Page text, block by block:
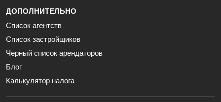
ДОПОЛНИТЕЛЬНО
Список агентств
Список застройщиков
Черный список арендаторов
Блог
Калькулятор налога